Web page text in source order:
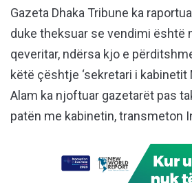
Gazeta Dhaka Tribune ka
duke theksuar se vendimi është
qeveritar, ndërsa kjo e
këtë çështje ‘sekretari i kabinetit
Alam ka njoftuar gazetarët pas
patën me kabinetin, transmeton